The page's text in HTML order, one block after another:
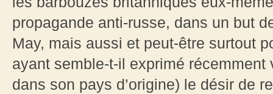
propagande anti-russe, dans un but
May, mais aussi et peut-être surtout
ayant semble-t-il exprimé
dans son pays d’origine) le désir de